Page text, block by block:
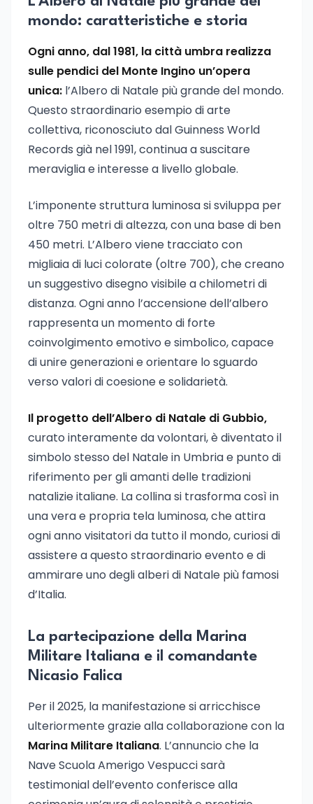
mondo: caratteristiche e storia
Ogni anno, dal 1981, la città umbra realizza
sulle pendici del Monte Ingino un’opera
unica: l’Albero di Natale più grande del mondo.
Questo straordinario esempio di arte
collettiva, riconosciuto dal Guinness World
Records già nel 1991, continua a suscitare
meraviglia e interesse a livello globale.
L’imponente struttura luminosa si sviluppa per
oltre 750 metri di altezza, con una base di ben
450 metri. L’Albero viene tracciato con
migliaia di luci colorate (oltre 700), che creano
un suggestivo disegno visibile a chilometri di
distanza. Ogni anno l’accensione dell’albero
rappresenta un momento di forte
coinvolgimento emotivo e simbolico, capace
di unire generazioni e orientare lo sguardo
verso valori di coesione e solidarietà.
Il progetto dell’Albero di Natale di Gubbio,
curato interamente da volontari, è diventato il
simbolo stesso del Natale in Umbria e punto di
riferimento per gli amanti delle tradizioni
natalizie italiane. La collina si trasforma così in
una vera e propria tela luminosa, che attira
ogni anno visitatori da tutto il mondo, curiosi di
assistere a questo straordinario evento e di
ammirare uno degli alberi di Natale più famosi
d’Italia.
La partecipazione della Marina
Militare Italiana e il comandante
Nicasio Falica
Per il 2025, la manifestazione si arricchisce
ulteriormente grazie alla collaborazione con la
Marina Militare Italiana. L’annuncio che la
Nave Scuola Amerigo Vespucci sarà
testimonial dell’evento conferisce alla